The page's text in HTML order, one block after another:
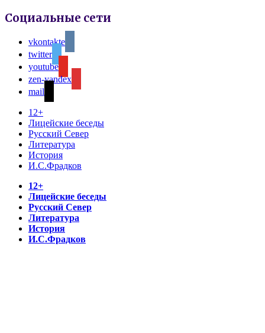
Социальные сети
vkontakte
twitter
youtube
zen-yandex
mail
12+
Лицейские беседы
Русский Север
Литература
История
И.С.Фрадков
12+
Лицейские беседы
Русский Север
Литература
История
И.С.Фрадков